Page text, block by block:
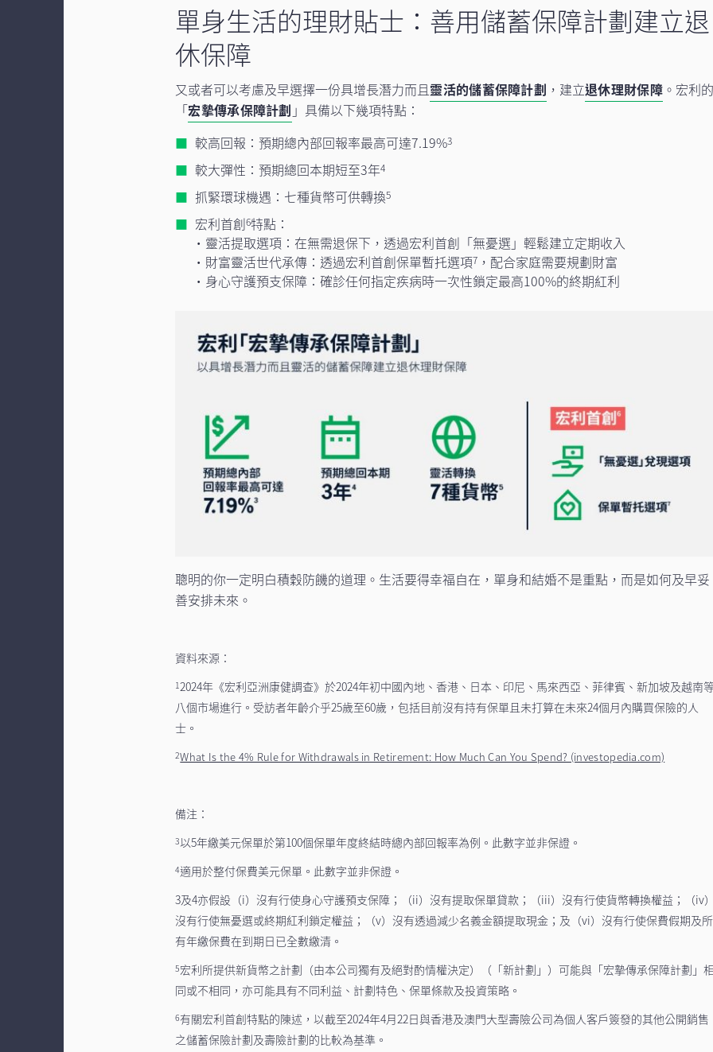
單身生活的理財貼士：善用儲蓄保障計劃建立退
休保障
又或者可以考慮及早選擇一份具增長潛力而且靈活的儲蓄保障計劃 ，建立退休理財保障。宏利的
「宏摯傳承保障計劃 」具備以下幾項特點：
較高回報：預期總內部回報率最高可達7.19%3
較大彈性：預期總回本期短至3年4
抓緊環球機遇：七種貨幣可供轉換5
宏利首創6特點：
· 靈活提取選項：在無需退保下，透過宏利首創「無憂選」輕鬆建立定期收入
· 財富靈活世代承傳：透過宏利首創保單暫托選項7 ，配合家庭需要規劃財富
· 身心守護預支保障：確診任何指定疾病時一次性鎖定最高100%的終期紅利
聰明的你一定明白積穀防饑的道理。生活要得幸福自在，單身和結婚不是重點，而是如何及早妥
善安排未來。
資料來源：
12024年《宏利亞洲康健調查》於2024年初中國內地、香港、日本、印尼、馬來西亞、菲律賓、新加坡及越南
八個市場進行。受訪者年齡介乎25歲至60歲，包括目前沒有持有保單且未打算在未來24個月內購買保險的人
士。
2What Is the 4% Rule for Withdrawals in Retirement: How Much Can You Spend? (investopedia.com)
備注：
3以5年繳美元保單於第100個保單年度終結時總內部回報率為例。此數字並非保證。
4適用於整付保費美元保單。此數字並非保證。
3及4亦假設（i）沒有行使身心守護預支保障；（ii）沒有提取保單貸款；（iii）沒有行使貨幣轉換權益；（iv
沒有行使無憂選或終期紅利鎖定權益；（v）沒有透過減少名義金額提取現金；及（vi）沒有行使保費假期及所
有年繳保費在到期日已全數繳清。
5宏利所提供新貨幣之計劃（由本公司獨有及絕對酌情權決定）（「新計劃」）可能與「宏摯傳承保障計劃」
同或不相同，亦可能具有不同利益、計劃特色、保單條款及投資策略。
6有關宏利首創特點的陳述，以截至2024年4月22日與香港及澳門大型壽險公司為個人客戶簽發的其他公開銷售
之儲蓄保險計劃及壽險計劃的比較為基準。